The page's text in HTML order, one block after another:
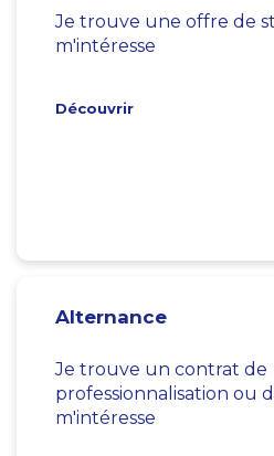
Je trouve une offre de
m'intéresse
Découvrir
Alternance
Je trouve un contrat de
professionnalisation ou
m'intéresse